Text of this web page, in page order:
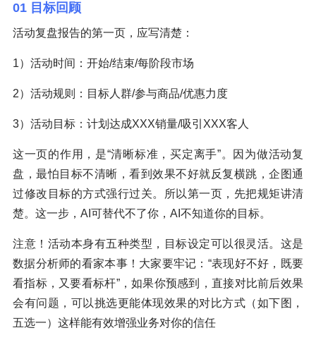
01 目标回顾
活动复盘报告的第一页，应写清楚：
1）活动时间：开始/结束/每阶段市场
2）活动规则：目标人群/参与商品/优惠力度
3）活动目标：计划达成XXX销量/吸引XXX客人
这一页的作用，是“清晰标准，买定离手”。因为做活动复
盘，最怕目标不清晰，看到效果不好就反复横跳，企图通
过修改目标的方式强行过关。所以第一页，先把规矩讲清
楚。这一步，AI可替代不了你，AI不知道你的目标。
注意！活动本身有五种类型，目标设定可以很灵活。这是
数据分析师的看家本事！大家要牢记：“表现好不好，既要
看指标，又要看标杆”，如果你预感到，直接对比前后效果
会有问题，可以挑选更能体现效果的对比方式（如下图，
五选一）这样能有效增强业务对你的信任